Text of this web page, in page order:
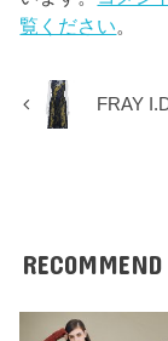
覧ください。
FRAY
RECOMMEND